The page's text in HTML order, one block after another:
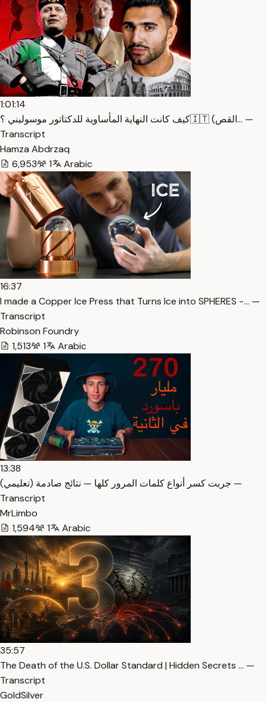
1:01:14
كيف كانت النهاية المأساوية للدكتاتور موسوليني ؟🇮🇹 (القص… —
Transcript
Hamza Abdrzaq
6,953
1 Arabic
16:37
I made a Copper Ice Press that Turns Ice into SPHERES -… —
Transcript
Robinson Foundry
1,513
1 Arabic
13:38
جربت كسر أنواع كلمات المرور كلها — نتائج صادمة (تعليمي) —
Transcript
MrLimbo
1,594
1 Arabic
35:57
The Death of the U.S. Dollar Standard | Hidden Secrets … —
Transcript
GoldSilver